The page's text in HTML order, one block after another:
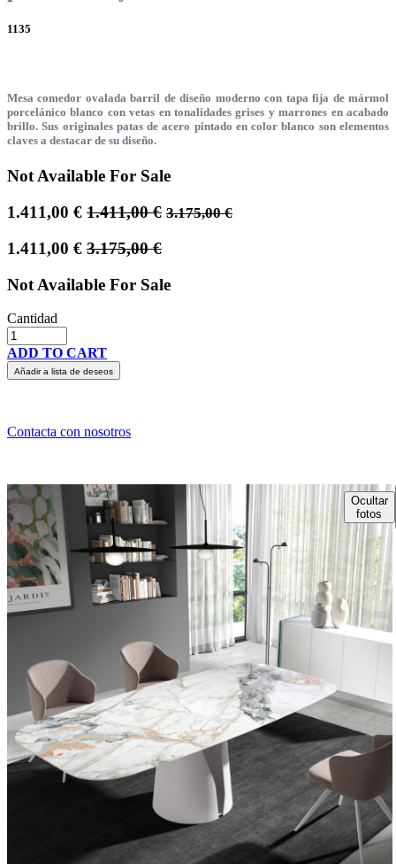
1135
Mesa comedor ovalada barril de diseño moderno con tapa fija de mármol
porcelánico blanco con vetas en tonalidades grises y marrones en acabado
brillo. Sus originales patas de acero pintado en color blanco son elementos
claves a destacar de su diseño.
Not Available For Sale
1.411,00 € 1.411,00€ 3.175,00€
1.411,00 € 3.175,00€
Not Available For Sale
Cantidad
ADD TO CART
Añadir a lista de deseos
Contacta con nosotros
Ocultar
fotos